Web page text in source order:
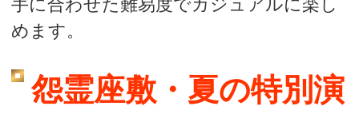
手に合わせた難易度でカジュアルに楽し
めます。
怨霊座敷・夏の特別演